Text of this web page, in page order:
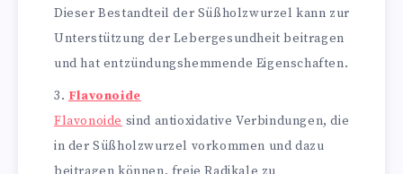
Dieser Bestandteil der Süßholzwurzel kann zur
Unterstützung der Lebergesundheit beitragen
und hat entzündungshemmende Eigenschaften.
Flavonoide
Flavonoide sind antioxidative Verbindungen, die
in der Süßholzwurzel vorkommen und dazu